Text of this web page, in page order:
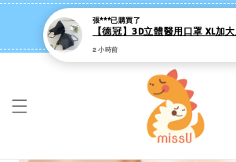
missU 迷思悠官方旗艦店 ❤️
👉點我【追蹤社群送